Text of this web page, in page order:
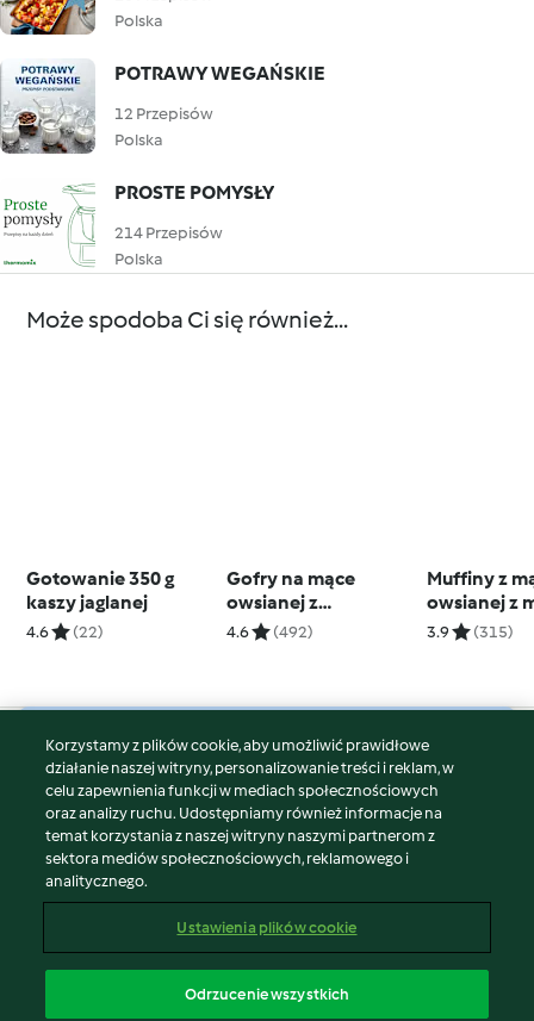
Polska
POTRAWY WEGAŃSKIE
12 Przepisów
Polska
PROSTE POMYSŁY
214 Przepisów
Polska
Może spodoba Ci się również...
Gotowanie 350 g
kaszy jaglanej
4.6 (22)
Gofry na mące
owsianej z
bazyliowym
4.6 (492)
Muffiny z
owsianej z
3.9 (315)
© Copyright 2026
Warunki korzystania
Polityka prywatności
Disclaimer
Znak wydawcy
Zgłoś treść
Oświadczenie o dostępności
Korzystamy z plików cookie, aby umożliwić prawidłowe
działanie naszej witryny, personalizowanie treści i reklam, w
celu zapewnienia funkcji w mediach społecznościowych
oraz analizy ruchu. Udostępniamy również informacje na
temat korzystania z naszej witryny naszymi partnerom z
sektora mediów społecznościowych, reklamowego i
analitycznego.
Ustawienia plików cookie
Odrzucenie wszystkich